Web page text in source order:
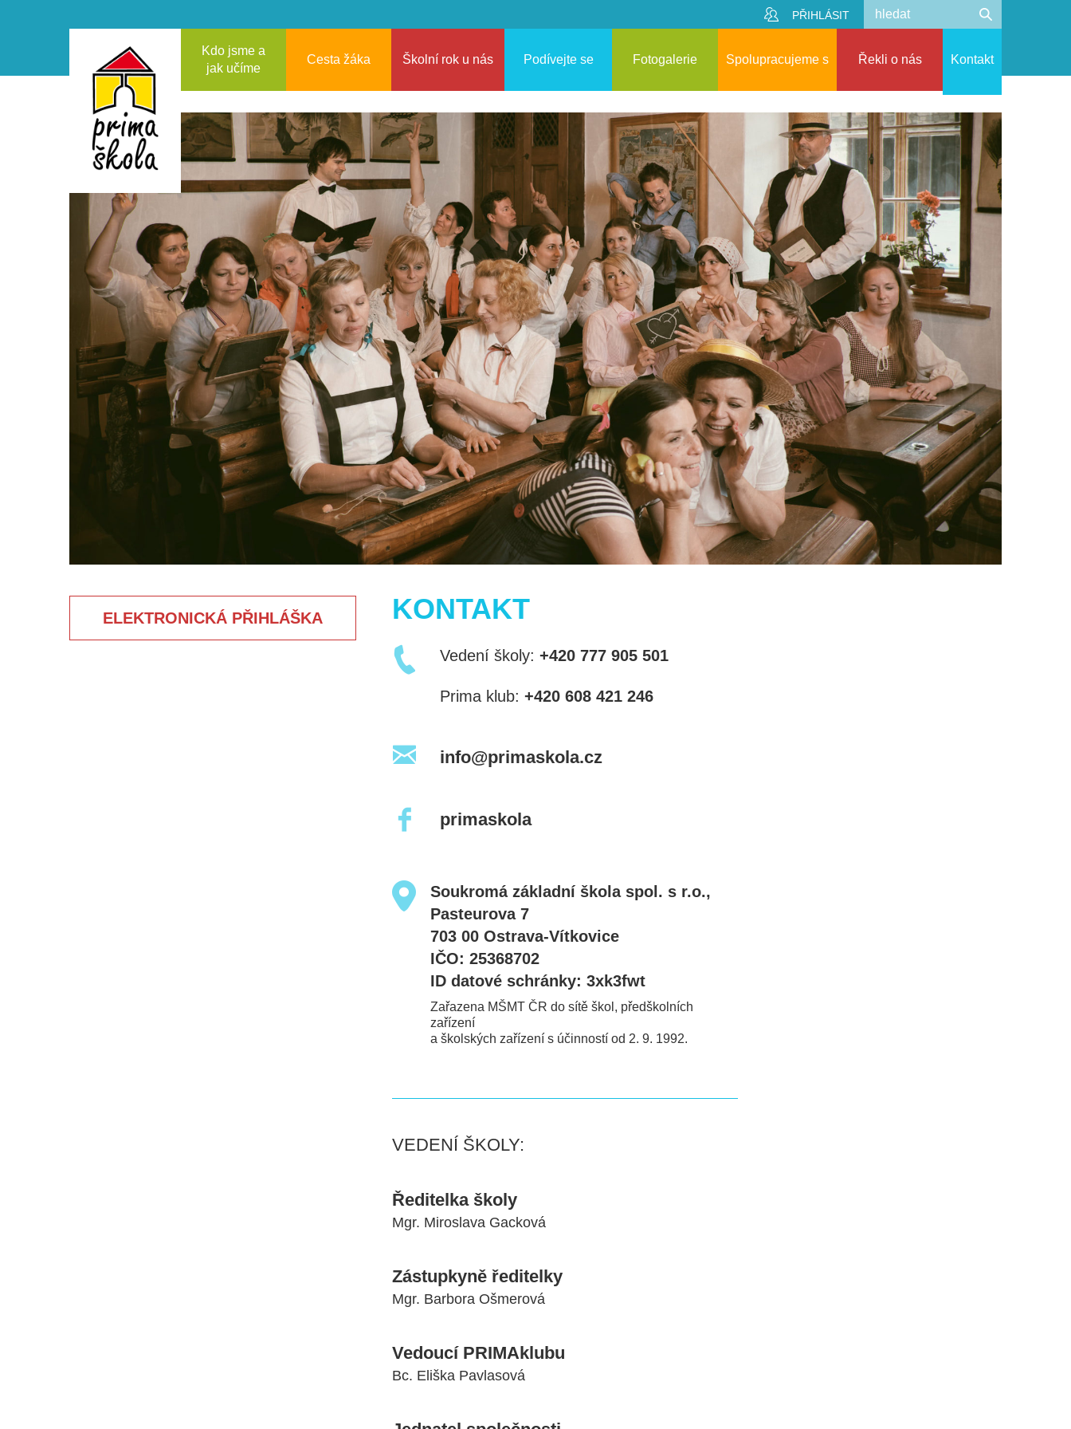
Kdo jsme a
jak učíme
Cesta žáka Školní rok u nás Podívejte se Fotogalerie Spolupracujeme s Řekli o nás Kontakt
PŘIHLÁSIT
KONTAKT
Vedení školy: +420 777 905 501
Prima klub: +420 608 421 246
info@primaskola.cz
primaskola
Soukromá základní škola spol. s r.o.,
Pasteurova 7
703 00 Ostrava-Vítkovice
IČO: 25368702
ID datové schránky: 3xk3fwt
Zařazena MŠMT ČR do sítě škol, předškolních
zařízení
a školských zařízení s účinností od 2. 9. 1992.
VEDENÍ ŠKOLY:
Ředitelka školy
Mgr. Miroslava Gacková
Zástupkyně ředitelky
Mgr. Barbora Ošmerová
Vedoucí PRIMAklubu
Bc. Eliška Pavlasová
ELEKTRONICKÁ PŘIHLÁŠKA